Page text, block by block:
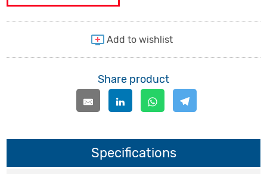
Share product
Specifications